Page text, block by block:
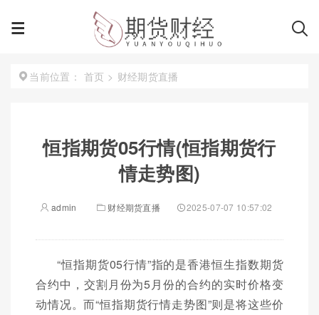
当前位置： 首页 > 财经期货直播
恒指期货05行情(恒指期货行
情走势图)
admin 财经期货直播 2025-07-07 10:57:02
“恒指期货05行情”指的是香港恒生指数期货
合约中，交割月份为5月份的合约的实时价格变
动情况。而“恒指期货行情走势图”则是将这些价